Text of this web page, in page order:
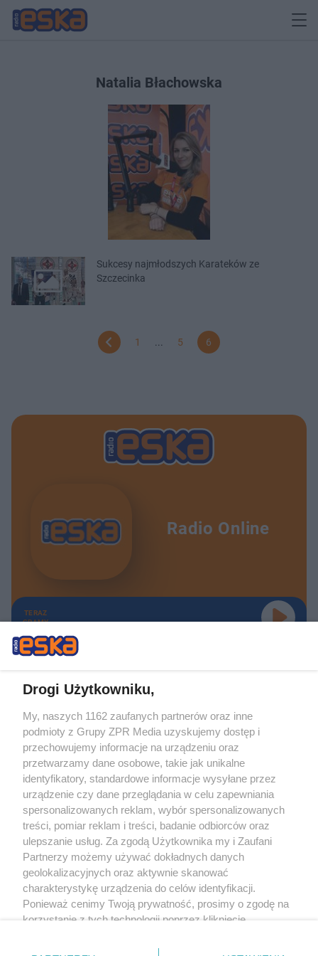
Natalia Błachowska
Sukcesy najmłodszych Karateków ze
Szczecinka
1 5 6
Radio Online
TERAZ
GRAMY
Żaden utwór zamieszczony w serwisie nie może być powielany i
rozpowszechniany lub dalej rozpowszechniany w jakikolwiek sposób (w
tym także elektroniczny lub mechaniczny) na jakimkolwiek polu
eksploatacji w jakiejkolwiek formie, włącznie z umieszczaniem w Internecie
bez pisemnej zgody właściciela praw. Jakiekolwiek użycie lub
wykorzystanie utworów w całości lub w części z naruszeniem prawa, tzn.
bez właściwej zgody, jest zabronione pod groźbą kary i może być ścigane
prawnie.
O nas
Drogi Użytkowniku,
My, naszych 1162 zaufanych partnerów oraz inne
podmioty z Grupy ZPR Media uzyskujemy dostęp i
przechowujemy informacje na urządzeniu oraz
przetwarzamy dane osobowe, takie jak unikalne
identyfikatory, standardowe informacje wysyłane przez
urządzenie czy dane przeglądania w celu zapewniania
spersonalizowanych reklam, wybór spersonalizowanych
treści, pomiar reklam i treści, badanie odbiorców oraz
ulepszanie usług. Za zgodą Użytkownika my i Zaufani
Partnerzy możemy używać dokładnych danych
geolokalizacyjnych oraz aktywnie skanować
charakterystykę urządzenia do celów identyfikacji.
Ponieważ cenimy Twoją prywatność, prosimy o zgodę na
korzystanie z tych technologii poprzez kliknięcie
zmienić/wycofać klikając przycisk ustawień prywatności